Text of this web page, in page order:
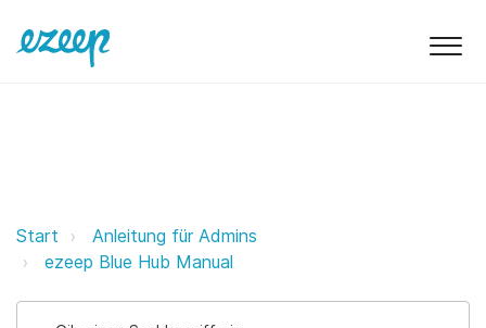
ezeep Hub-Konsole ezeep
Start
Anleitung für Admins
ezeep Blue Hub Manual